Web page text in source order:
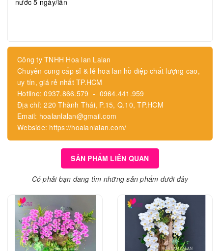
nước 5 ngày/lần
Công ty TNHH Hoa lan Lalan
Chuyên cung cấp sỉ & lẻ hoa lan hồ điệp chất lượng cao,
uy tín, giá rẻ nhất TP.HCM
Hotline: 0937.866.579 - 0964.441.959
Địa chỉ: 220 Thành Thái, P.15, Q.10, TP.HCM
Email: hoalanlalan@gmail.com
Webside: https://hoalanlalan.com/
SẢN PHẨM LIÊN QUAN
Có phải bạn đang tìm những sản phẩm dưới đây